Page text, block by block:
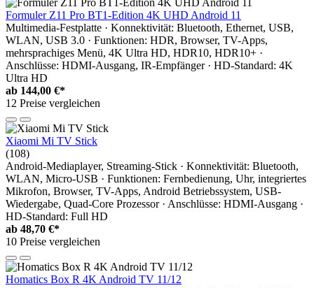
Formuler Z11 Pro BT1-Edition 4K UHD Android 11
Multimedia-Festplatte · Konnektivität: Bluetooth, Ethernet, USB,
WLAN, USB 3.0 · Funktionen: HDR, Browser, TV-Apps,
mehrsprachiges Menü, 4K Ultra HD, HDR10, HDR10+ ·
Anschlüsse: HDMI-Ausgang, IR-Empfänger · HD-Standard: 4K
Ultra HD
ab 144,00 €*
12 Preise vergleichen
Xiaomi Mi TV Stick
(108)
Android-Mediaplayer, Streaming-Stick · Konnektivität: Bluetooth,
WLAN, Micro-USB · Funktionen: Fernbedienung, Uhr, integriertes
Mikrofon, Browser, TV-Apps, Android Betriebssystem, USB-
Wiedergabe, Quad-Core Prozessor · Anschlüsse: HDMI-Ausgang ·
HD-Standard: Full HD
ab 48,70 €*
10 Preise vergleichen
Homatics Box R 4K Android TV 11/12